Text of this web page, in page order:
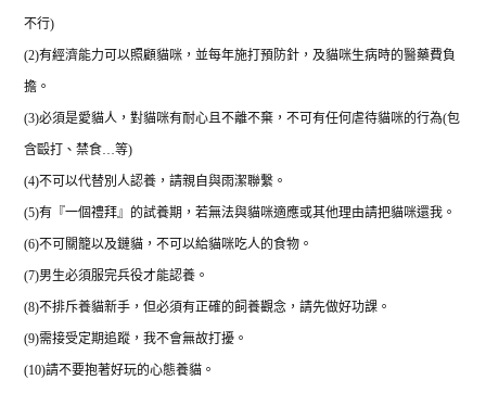
不行)
(2)有經濟能力可以照顧貓咪，並每年施打預防針，及貓咪生病時的醫藥費負
擔。
(3)必須是愛貓人，對貓咪有耐心且不離不棄，不可有任何虐待貓咪的行為(包
含毆打、禁食…等)
(4)不可以代替別人認養，請親自與雨潔聯繫。
(5)有『一個禮拜』的試養期，若無法與貓咪適應或其他理由請把貓咪還我。
(6)不可關籠以及鏈貓，不可以給貓咪吃人的食物。
(7)男生必須服完兵役才能認養。
(8)不排斥養貓新手，但必須有正確的飼養觀念，請先做好功課。
(9)需接受定期追蹤，我不會無故打擾。
(10)請不要抱著好玩的心態養貓。